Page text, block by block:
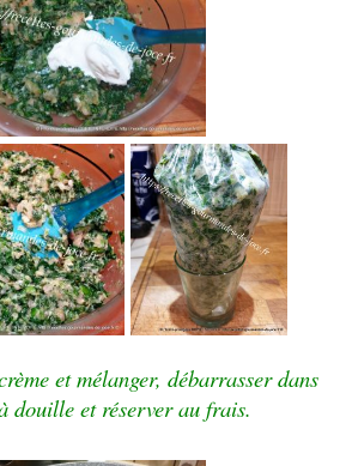
et mélanger, débarrasser dans
douille et réserver au frais.